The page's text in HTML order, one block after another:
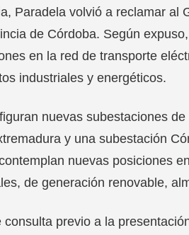
Paradela volvió a reclamar al
de Córdoba. Según
en la red de transporte
industriales y energéticos.
nuevas subestaciones
y una subestación
nuevas posiciones
de generación renovable,
previo a la